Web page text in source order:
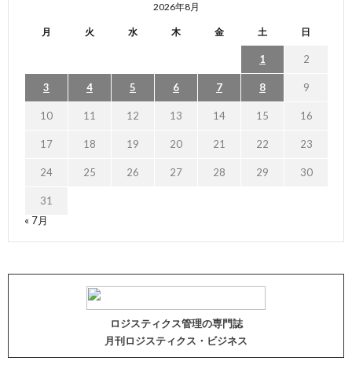
2026年8月
月 火 水 木 金 土 日
1 2
3 4 5 6 7 8 9
10 11 12 13 14 15 16
17 18 19 20 21 22 23
24 25 26 27 28 29 30
31
« 7月
ロジスティクス管理の専門誌
月刊ロジスティクス・ビジネス